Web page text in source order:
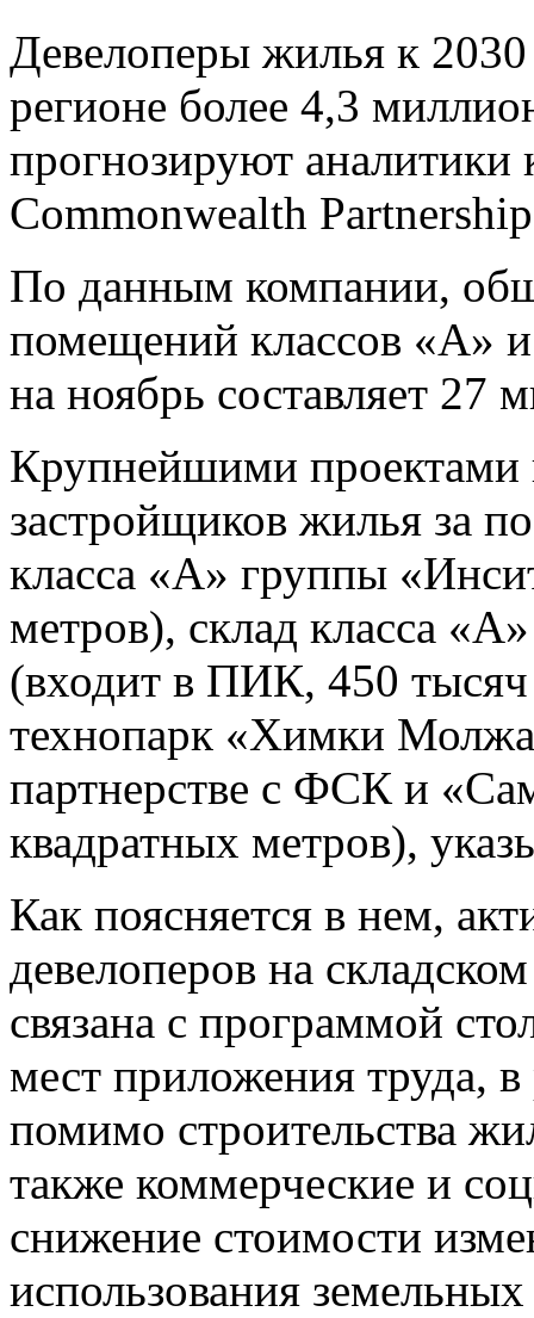
Девелоперы жилья к
регионе более 4,3
прогнозируют аналитики
Commonwealth
По данным компании,
помещений классов «А»
на ноябрь составляет 27
Крупнейшими проектами
застройщиков жилья за
класса «А» группы
метров), склад класса
(входит в ПИК, 450
технопарк «Химки
партнерстве с ФСК и
квадратных метров),
Как поясняется в нем,
девелоперов на
связана с программой
мест приложения труда,
помимо строительства
также коммерческие и
снижение стоимости
использования земельных